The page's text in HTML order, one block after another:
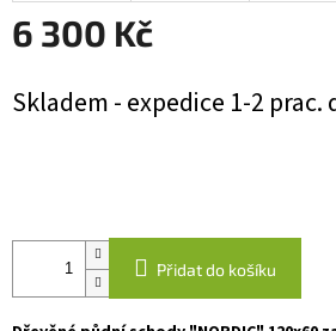
6 300 Kč
cena:
Skladem - expedice 1-2 prac.
Přidat do košíku